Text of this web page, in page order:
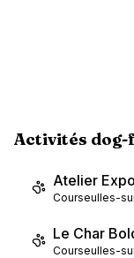
Activités
Atelier
Courseulles-
Le Char
Courseulles-